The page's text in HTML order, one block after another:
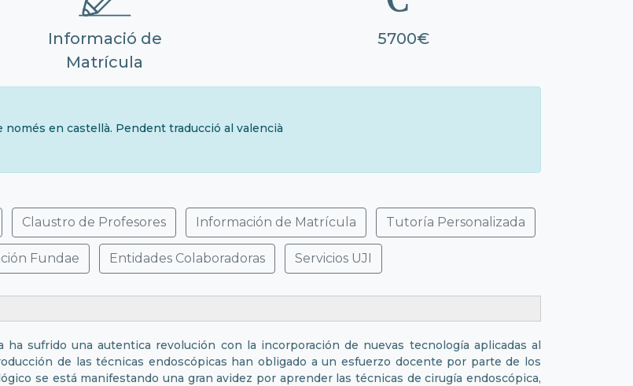
Informació de
Matrícula
5700€
en castellà. Pendent traducció al valencià
Claustro de Profesores Información de Matrícula Tutoría Personalizada
Fundae Entidades Colaboradoras Servicios UJI
sufrido una autentica revolución con la incorporación de nuevas tecnología aplicadas al
de las técnicas endoscópicas han obligado a un esfuerzo docente por parte de los
se está manifestando una gran avidez por aprender las técnicas de cirugía endoscópica,